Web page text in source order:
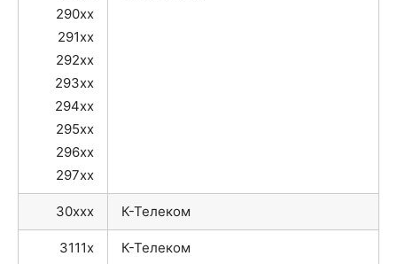
290xx
291xx
292xx
293xx
294xx
295xx
296xx
297xx
30xxx К-Телеком
3111x
К-Телеком